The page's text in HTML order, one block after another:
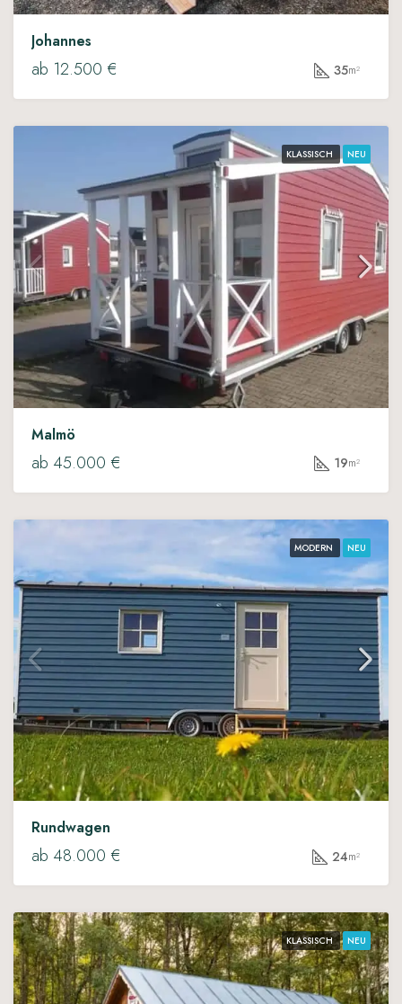
Johannes
ab 12.500 € 35m²
KLASSISCH NEU
Malmö
ab 45.000 € 19m²
MODERN NEU
Rundwagen
ab 48.000 € 24m²
KLASSISCH NEU